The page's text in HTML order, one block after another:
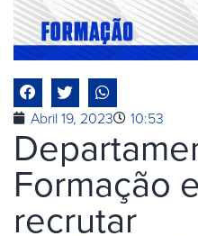
Abril 19, 2023 10:53
Formação
recrutar